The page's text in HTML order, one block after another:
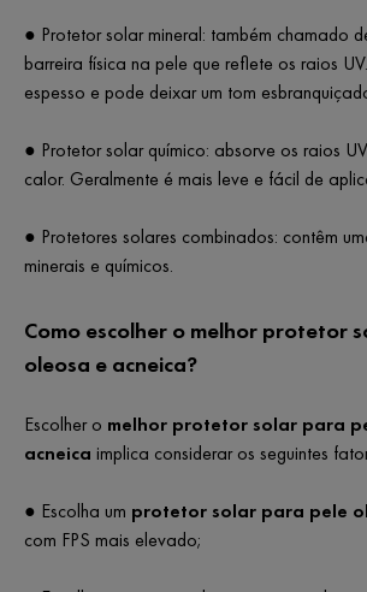
● Protetor solar mineral: também chamado
barreira física na pele que reflete os raios
espesso e pode deixar um tom
● Protetor solar químico: absorve os raios
calor. Geralmente é mais leve e fácil de
● Protetores solares combinados: contêm
minerais e químicos.
Como escolher o melhor protetor
oleosa e acneica?
Escolher o melhor protetor solar para
acneica implica considerar os seguintes
● Escolha um protetor solar para pele
com FPS mais elevado;